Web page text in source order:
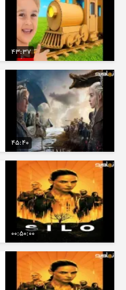
43:37
45:40
00:50:00